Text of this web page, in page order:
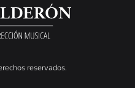
reservados.